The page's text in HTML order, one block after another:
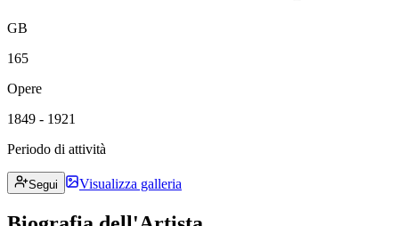
GB
165
Opere
1849 - 1921
Periodo di attività
Segui Visualizza galleria